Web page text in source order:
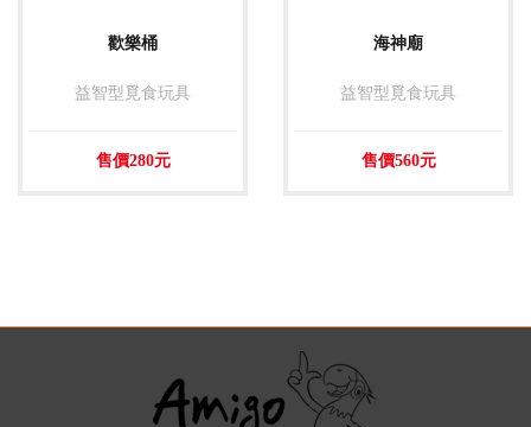
歡樂桶
益智型覓食玩具
售價280元
海神廟
益智型覓食玩具
售價560元